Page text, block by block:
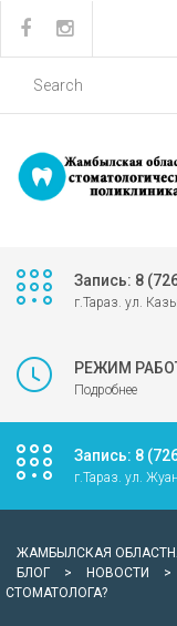
Запись: 8
г.Тараз. ул.
РЕЖИМ
Подробнее
Запись: 8
г.Тараз. ул.
ЖАМБЫЛСКАЯ
БЛОГ
> НОВОСТИ >
СТОМАТОЛОГА?